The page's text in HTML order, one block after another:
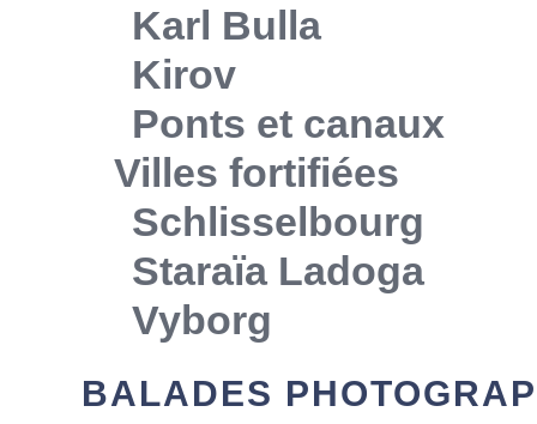
Karl Bulla
Kirov
Ponts et canaux
Villes fortifiées
Schlisselbourg
Staraïa Ladoga
Vyborg
BALADES